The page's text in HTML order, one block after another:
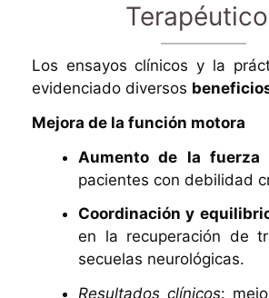
Los ensayos clínicos y la
evidenciado diversos
Mejora de la función motora
Aumento de la fuerza
pacientes con debilidad
Coordinación y
en la recuperación de
secuelas neurológicas.
Resultados clínicos: